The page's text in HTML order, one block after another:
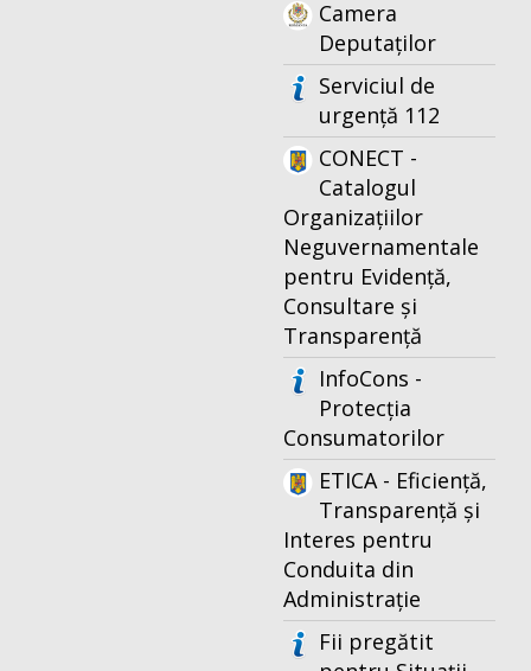
Camera
Deputaților
Serviciul de
urgență 112
CONECT -
Catalogul
Organizațiilor
Neguvernamentale
pentru Evidență,
Consultare și
Transparență
InfoCons -
Protecția
Consumatorilor
ETICA - Eficiență,
Transparență și
Interes pentru
Conduita din
Administrație
Fii pregătit